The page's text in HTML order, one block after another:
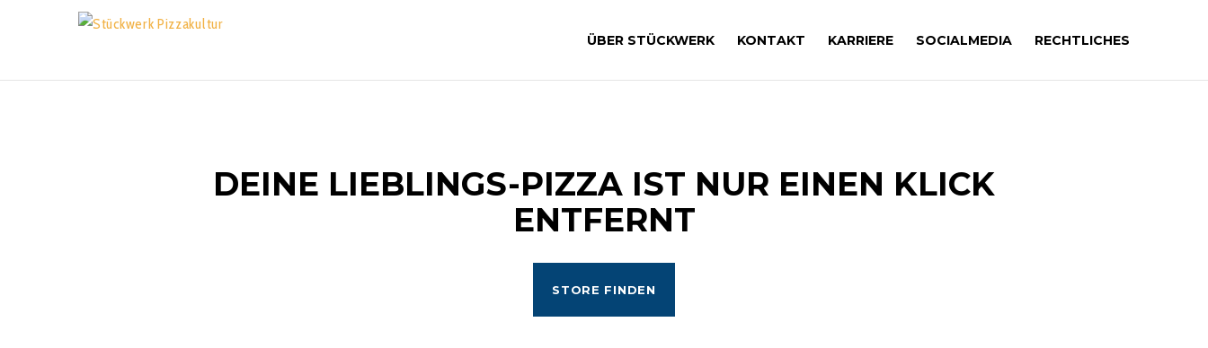
ÜBER STÜCKWERK KONTAKT KARRIERE SOCIALMEDIA RECHTLICHES
DEINE LIEBLINGS-PIZZA IST NUR EINEN KLICK
ENTFERNT
STORE FINDEN